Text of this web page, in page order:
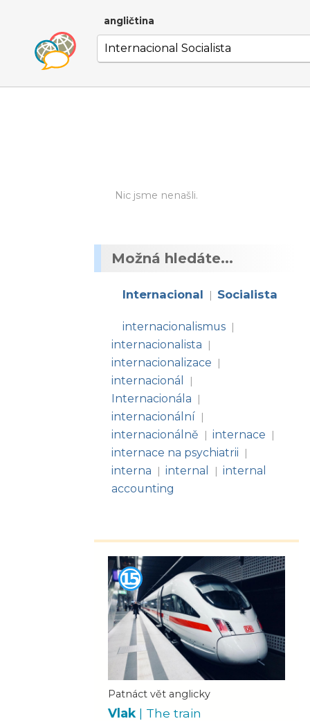
angličtina
Nic jsme nenašli.
Možná hledáte...
Internacional | Socialista
internacionalismus |
internacionalista |
internacionalizace |
internacionál |
Internacionála |
internacionální |
internacionálně | internace |
internace na psychiatrii |
interna | internal | internal
accounting
Patnáct vět anglicky
Vlak | The train